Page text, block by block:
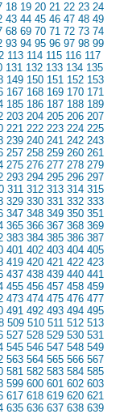
18 19 20 21 22 23 24
43 44 45 46 47 48 49
68 69 70 71 72 73 74
93 94 95 96 97 98 99
113 114 115 116 117
131 132 133 134 135
149 150 151 152 153
167 168 169 170 171
185 186 187 188 189
203 204 205 206 207
221 222 223 224 225
239 240 241 242 243
257 258 259 260 261
275 276 277 278 279
293 294 295 296 297
311 312 313 314 315
329 330 331 332 333
347 348 349 350 351
365 366 367 368 369
383 384 385 386 387
401 402 403 404 405
419 420 421 422 423
437 438 439 440 441
455 456 457 458 459
473 474 475 476 477
491 492 493 494 495
509 510 511 512 513
527 528 529 530 531
545 546 547 548 549
563 564 565 566 567
581 582 583 584 585
599 600 601 602 603
617 618 619 620 621
635 636 637 638 639